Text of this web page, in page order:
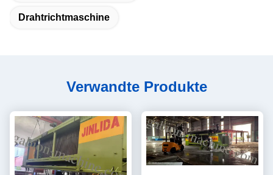
Drahtrichtmaschine
Verwandte Produkte